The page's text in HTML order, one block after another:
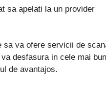
sa apelati la un provider
sa va ofere servicii de
desfasura in cele mai
de avantajos.